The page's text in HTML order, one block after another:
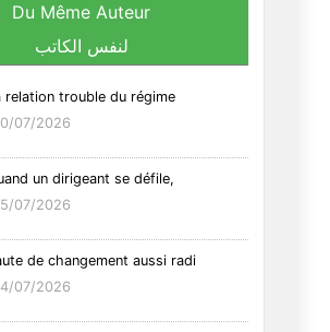
Du Même Auteur
لنفس الكاتب
relation trouble du régime
07/2026
un dirigeant se défile,
07/2026
de changement aussi radi
07/2026